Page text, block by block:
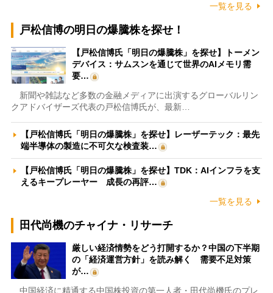
一覧を見る
戸松信博の明日の爆騰株を探せ！
【戸松信博氏「明日の爆騰株」を探せ】トーメン
デバイス：サムスンを通じて世界のAIメモリ需
要…
新聞や雑誌など多数の金融メディアに出演するグローバルリン
クアドバイザーズ代表の戸松信博氏が、最新…
【戸松信博氏「明日の爆騰株」を探せ】レーザーテック：最先
端半導体の製造に不可欠な検査装…
【戸松信博氏「明日の爆騰株」を探せ】TDK：AIインフラを支
えるキープレーヤー 成長の再評…
一覧を見る
田代尚機のチャイナ・リサーチ
厳しい経済情勢をどう打開するか？中国の下半期
の「経済運営方針」を読み解く 需要不足対策
が…
中国経済に精通する中国株投資の第一人者・田代尚機氏のプレ